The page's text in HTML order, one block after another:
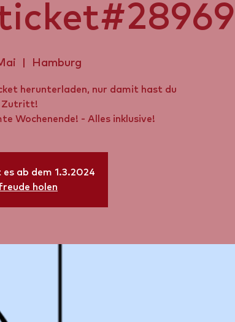
Hamburg
herunterladen, nur damit hast du
Zutritt!
Wochenende! - Alles inklusive!
ab dem 1.3.2024
holen